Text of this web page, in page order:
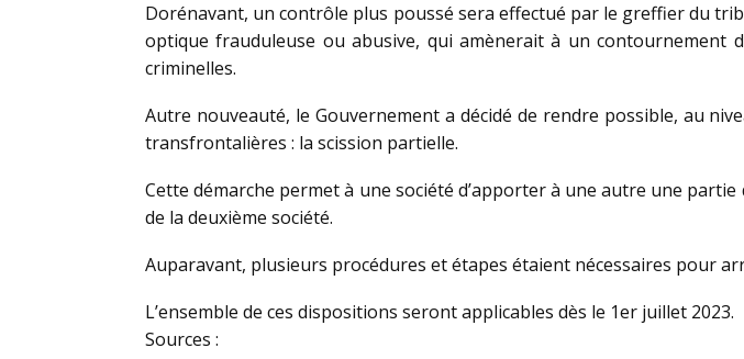
Dorénavant, un contrôle plus poussé sera effectué par le greffier du
optique frauduleuse ou abusive, qui amènerait à un contournement
criminelles.
Autre nouveauté, le Gouvernement a décidé de rendre possible, au
transfrontalières : la scission partielle.
Cette démarche permet à une société d’apporter à une autre une
de la deuxième société.
Auparavant, plusieurs procédures et étapes étaient nécessaires pour
L’ensemble de ces dispositions seront applicables dès le 1er juillet 2023.
Sources :